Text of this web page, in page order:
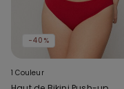
-40%
1 Couleur